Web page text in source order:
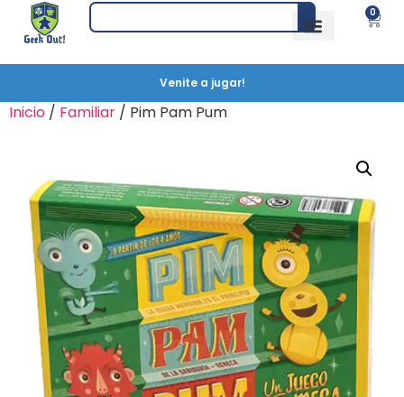
0
Venite a jugar!
Inicio / Familiar / Pim Pam Pum